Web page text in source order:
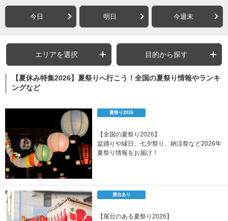
今日 明日 今週末
エリアを選択 目的から探す
【夏休み特集2026】夏祭りへ行こう！全国の夏祭り情報やランキ
ングなど
夏祭り2026
【全国の夏祭り2026】
盆踊りや縁日、七夕祭り、納涼祭など2026年
夏祭り情報をお届け！
屋台あり
【屋台のある夏祭り2026】